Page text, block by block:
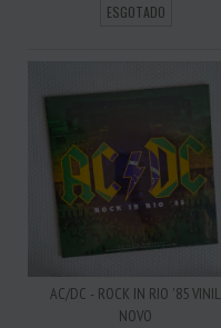
ESGOTADO
AC/DC - ROCK IN RIO '85 VINIL
NOVO